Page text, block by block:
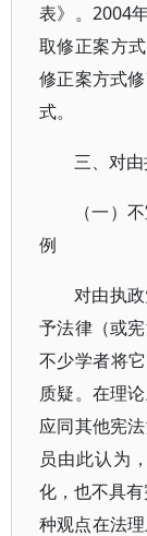
表》。2004
取修正案方
修正案方式
式。
三、对
（一）
例
对由执
予法律（或
不少学者将
质疑。在理
应同其他宪
员由此认为
化，也不具
种观点在法